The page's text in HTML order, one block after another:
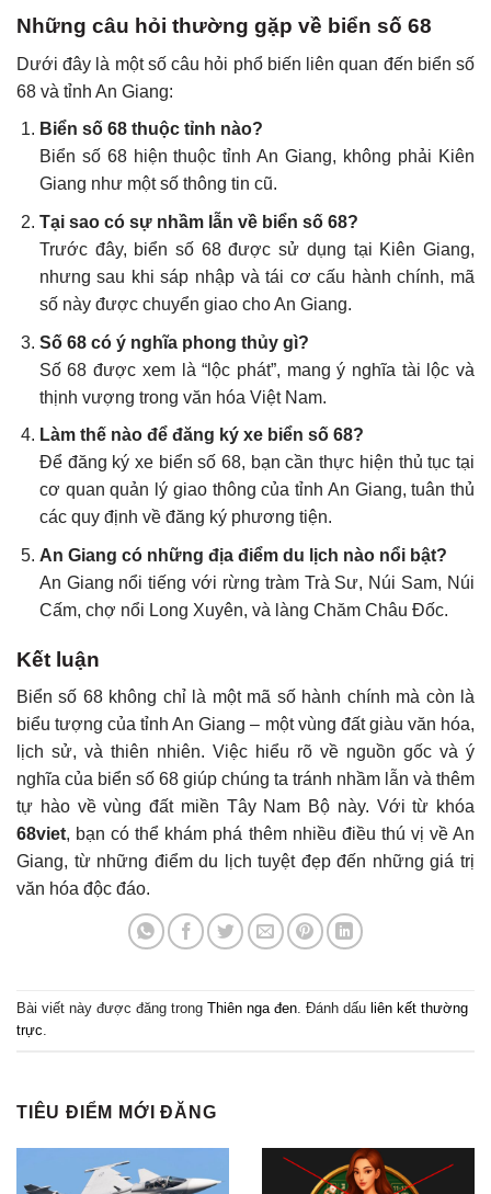
Những câu hỏi thường gặp về biển số 68
Dưới đây là một số câu hỏi phổ biến liên quan đến biển số
68 và tỉnh An Giang:
Biển số 68 thuộc tỉnh nào?
Biển số 68 hiện thuộc tỉnh An Giang, không phải Kiên
Giang như một số thông tin cũ.
Tại sao có sự nhầm lẫn về biển số 68?
Trước đây, biển số 68 được sử dụng tại Kiên Giang,
nhưng sau khi sáp nhập và tái cơ cấu hành chính, mã
số này được chuyển giao cho An Giang.
Số 68 có ý nghĩa phong thủy gì?
Số 68 được xem là “lộc phát”, mang ý nghĩa tài lộc và
thịnh vượng trong văn hóa Việt Nam.
Làm thế nào để đăng ký xe biển số 68?
Để đăng ký xe biển số 68, bạn cần thực hiện thủ tục tại
cơ quan quản lý giao thông của tỉnh An Giang, tuân thủ
các quy định về đăng ký phương tiện.
An Giang có những địa điểm du lịch nào nổi bật?
An Giang nổi tiếng với rừng tràm Trà Sư, Núi Sam, Núi
Cấm, chợ nổi Long Xuyên, và làng Chăm Châu Đốc.
Kết luận
Biển số 68 không chỉ là một mã số hành chính mà còn là
biểu tượng của tỉnh An Giang – một vùng đất giàu văn hóa,
lịch sử, và thiên nhiên. Việc hiểu rõ về nguồn gốc và ý
nghĩa của biển số 68 giúp chúng ta tránh nhầm lẫn và thêm
tự hào về vùng đất miền Tây Nam Bộ này. Với từ khóa
68viet, bạn có thể khám phá thêm nhiều điều thú vị về An
Giang, từ những điểm du lịch tuyệt đẹp đến những giá trị
văn hóa độc đáo.
Bài viết này được đăng trong Thiên nga đen. Đánh dấu liên kết thường
trực.
TIÊU ĐIỂM MỚI ĐĂNG